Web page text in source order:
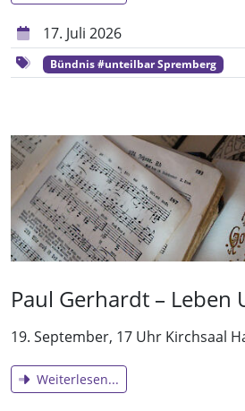
17. Juli 2026
Bündnis #unteilbar Spremberg
Paul Gerhardt – Leben
19. September, 17 Uhr Kirchsaal
Weiterlesen...